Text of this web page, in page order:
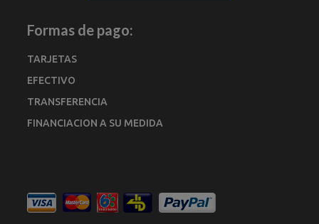
Formas de pago:
TARJETAS
EFECTIVO
TRANSFERENCIA
FINANCIACION A SU MEDIDA